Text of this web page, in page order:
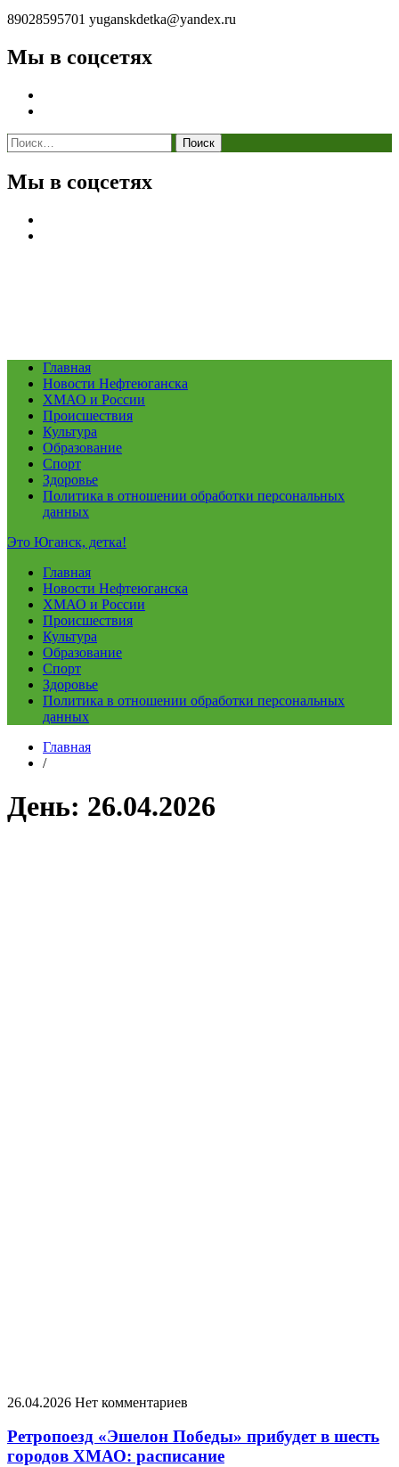
89028595701 yuganskdetka@yandex.ru
Мы в соцсетях
Найти:
Мы в соцсетях
Главная
Новости Нефтеюганска
ХМАО и России
Происшествия
Культура
Образование
Спорт
Здоровье
Политика в отношении обработки персональных
данных
Это Юганск, детка!
Главная
Новости Нефтеюганска
ХМАО и России
Происшествия
Культура
Образование
Спорт
Здоровье
Политика в отношении обработки персональных
данных
Главная
/
День: 26.04.2026
26.04.2026 Нет комментариев
Ретропоезд «Эшелон Победы» прибудет в шесть
городов ХМАО: расписание